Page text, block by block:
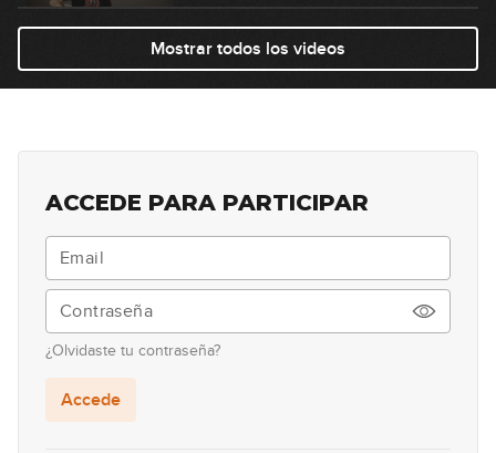
05:31
#31 Groove Punk-Rock en Am
10:51
Mostrar todos los videos
ACCEDE PARA PARTICIPAR
¿Olvidaste tu contraseña?
Accede